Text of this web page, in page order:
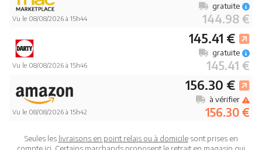
Vu le 08/08/2026 à 15h44 144.98 €
gratuite
Vu le 08/08/2026 à 15h46
145.41 €
145.41 €
gratuite
Vu le 08/08/2026 à 15h42
156.30 €
156.30 €
à vérifier
Seules les livraisons en point relais ou à domicilesont prises en
compte ici. Certains marchands proposent le retrait en magasin qui